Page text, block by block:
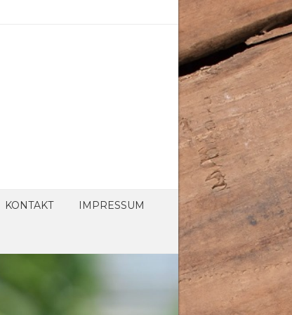
KONTAKT IMPRESSUM